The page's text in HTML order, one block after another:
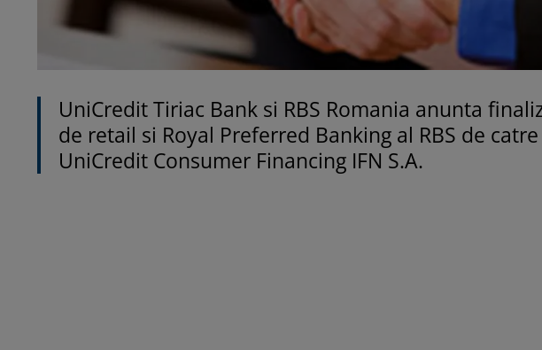
UniCredit Tiriac Bank si RBS Romania anunta
de retail si Royal Preferred Banking al RBS de
UniCredit Consumer Financing IFN S.A.